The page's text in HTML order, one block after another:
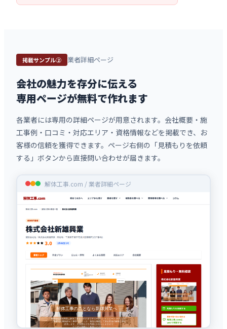
掲載サンプル② 業者詳細ページ
会社の魅力を存分に伝える
専用ページが無料で作れます
各業者には専用の詳細ページが用意されます。会社概要・施
工事例・口コミ・対応エリア・資格情報などを掲載でき、お
客様の信頼を獲得できます。ページ右側の「見積もりを依頼
する」ボタンから直接問い合わせが届きます。
解体工事.com / 業者詳細ページ